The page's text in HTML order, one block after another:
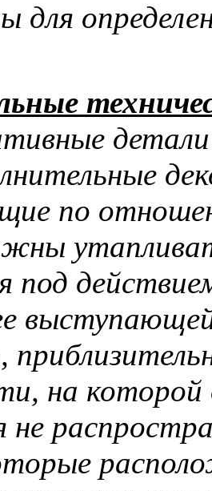
для
детали
по
под
на
не